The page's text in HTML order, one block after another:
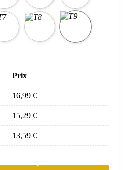
Prix
16,99 €
15,29 €
13,59 €